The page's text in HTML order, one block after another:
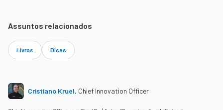
Assuntos relacionados
Livros Dicas
Cristiano Kruel, Chief Innovation Officer